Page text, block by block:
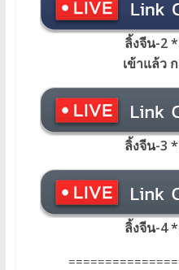
ลิ้งจีน-2
เข้าแล้ว
ลิ้งจีน-3
ลิ้งจีน-4